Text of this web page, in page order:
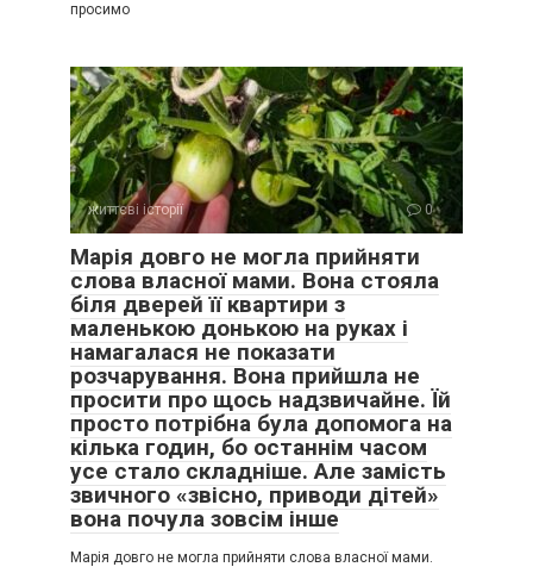
просимо
життєві історії 0
Марія довго не могла прийняти
слова власної мами. Вона стояла
біля дверей її квартири з
маленькою донькою на руках і
намагалася не показати
розчарування. Вона прийшла не
просити про щось надзвичайне. Їй
просто потрібна була допомога на
кілька годин, бо останнім часом
усе стало складніше. Але замість
звичного «звісно, приводи дітей»
вона почула зовсім інше
Марія довго не могла прийняти слова власної мами.